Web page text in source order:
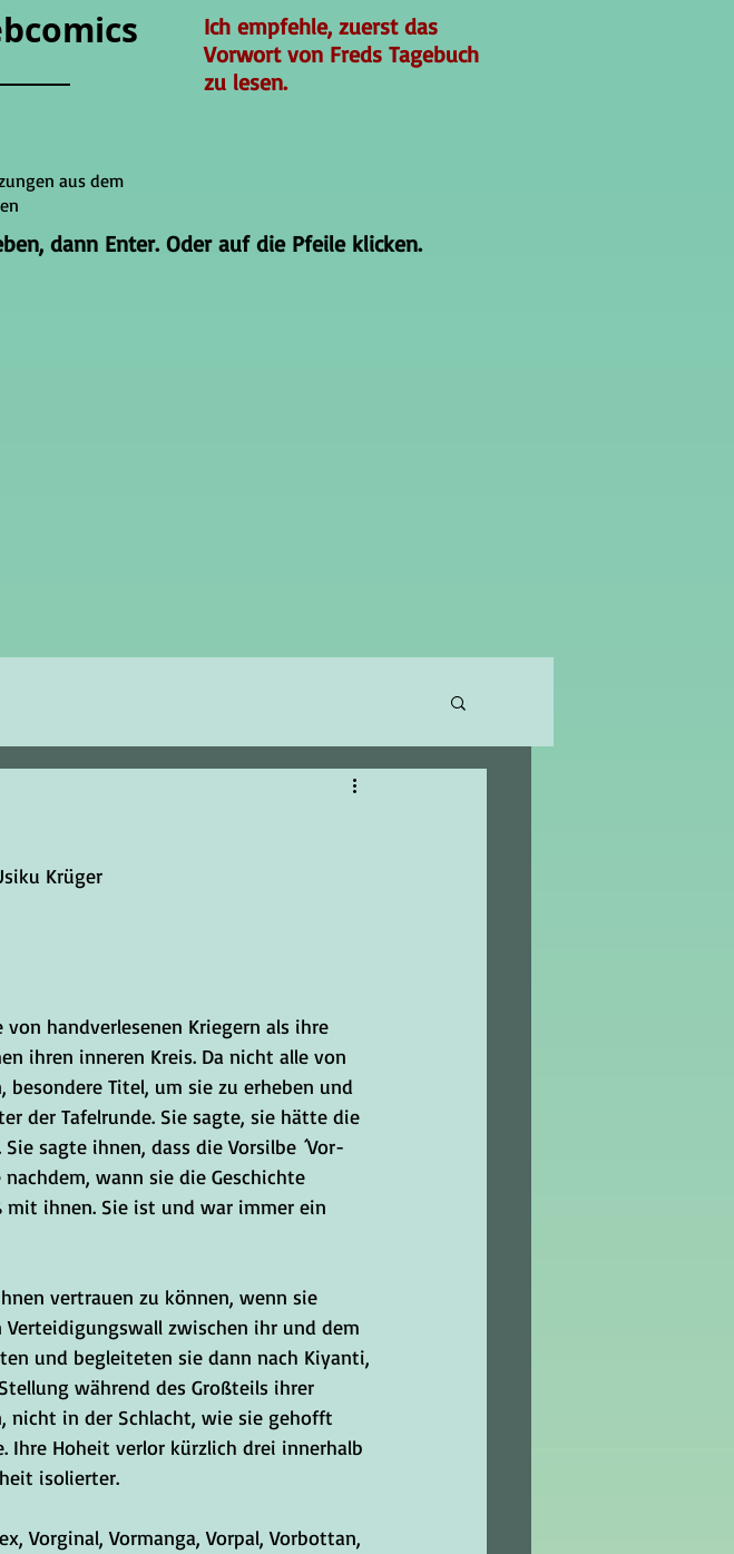
Ich empfehle, zuerst das
Vorwort von Freds Tagebuch
zu lesen.
aus dem
dann Enter. Oder auf die Pfeile klicken.
Krüger
handverlesenen Kriegern als ihre
ihren inneren Kreis. Da nicht alle von
Titel, um sie zu erheben und
der Tafelrunde. Sie sagte, sie hätte die
sagte ihnen, dass die Vorsilbe ´Vor-
wann sie die Geschichte
mit ihnen. Sie ist und war immer ein
vertrauen zu können, wenn sie
zwischen ihr und dem
und begleiteten sie dann nach Kiyanti,
während des Großteils ihrer
nicht in der Schlacht, wie sie gehofft
Ihre Hoheit verlor kürzlich drei innerhalb
isolierter.
Vorginal, Vormanga, Vorpal, Vorbottan,